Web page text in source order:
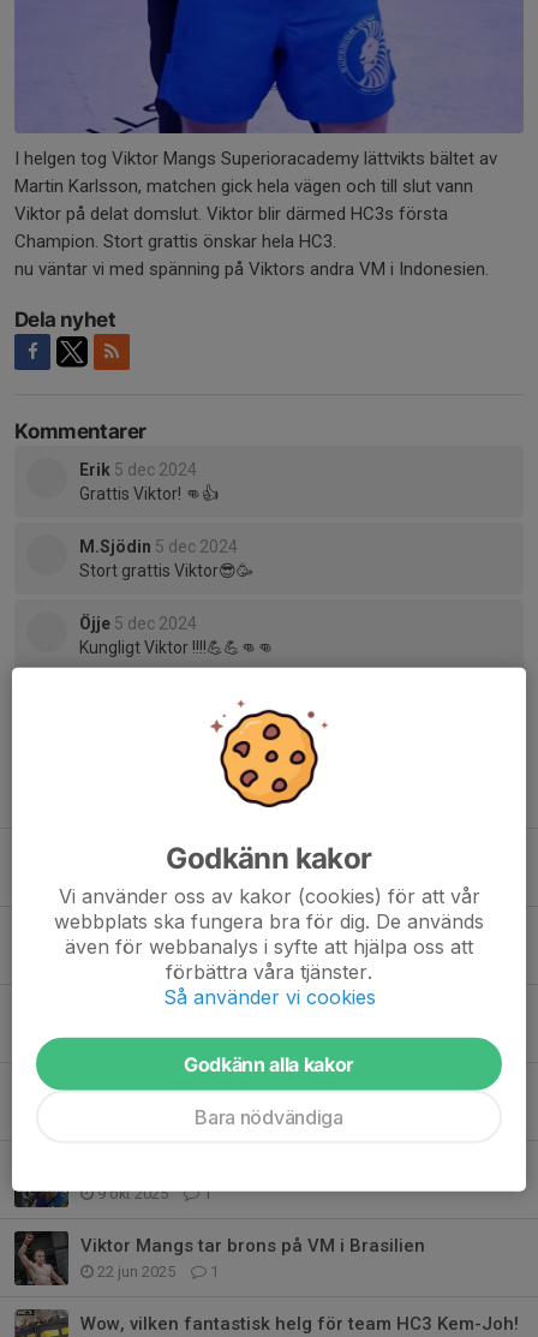
I helgen tog Viktor Mangs Superioracademy lättvikts bältet av
Martin Karlsson, matchen gick hela vägen och till slut vann
Viktor på delat domslut. Viktor blir därmed HC3s första
Champion. Stort grattis önskar hela HC3.
nu väntar vi med spänning på Viktors andra VM i Indonesien.
Dela nyhet
Kommentarer
Erik 5 dec 2024
Grattis Viktor! 👊👍
M.Sjödin 5 dec 2024
Stort grattis Viktor😎🥳
Öjje 5 dec 2024
Kungligt Viktor !!!!💪💪👊👊
Taekwondo Sommar skola 2026
Årsmöte 26/4 2026
6 apr, 17:13 0
Nytt Bankgiro på våra fakturor
27 jan, 16:00 1
Rullande Start 12/1
0
9 okt 2025 1
Viktor Mangs tar brons på VM i Brasilien
22 jun 2025 1
Wow, vilken fantastisk helg för team HC3 Kem-Joh!
Godkänn kakor
Vi använder oss av kakor (cookies) för att vår
webbplats ska fungera bra för dig. De används
även för webbanalys i syfte att hjälpa oss att
förbättra våra tjänster.
Så använder vi cookies
Godkänn alla kakor
Bara nödvändiga